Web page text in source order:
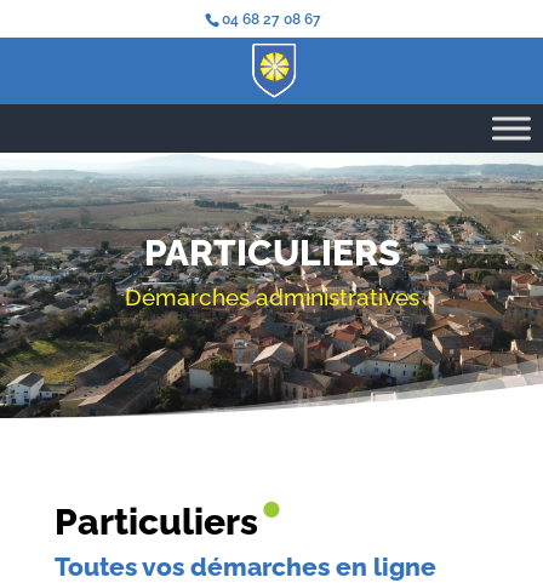
04 68 27 08 67
PARTICULIERS
Démarches administratives
Particuliers•
Toutes vos démarches en ligne